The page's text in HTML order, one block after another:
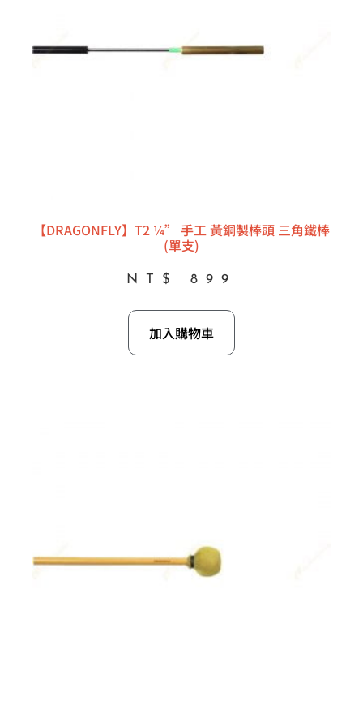
【DRAGONFLY】T2 ¼” 手工 黃銅製棒頭 三角鐵棒
(單支)
NT$ 899
加入購物車